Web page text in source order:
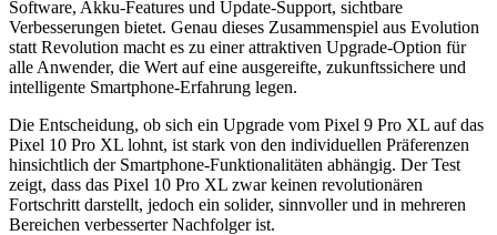
Software, Akku-Features und Update-Support, sichtbare
Verbesserungen bietet. Genau dieses Zusammenspiel aus Evolution
statt Revolution macht es zu einer attraktiven Upgrade-Option für
alle Anwender, die Wert auf eine ausgereifte, zukunftssichere und
intelligente Smartphone-Erfahrung legen.
Die Entscheidung, ob sich ein Upgrade vom Pixel 9 Pro XL auf das
Pixel 10 Pro XL lohnt, ist stark von den individuellen Präferenzen
hinsichtlich der Smartphone-Funktionalitäten abhängig. Der Test
zeigt, dass das Pixel 10 Pro XL zwar keinen revolutionären
Fortschritt darstellt, jedoch ein solider, sinnvoller und in mehreren
Bereichen verbesserter Nachfolger ist.